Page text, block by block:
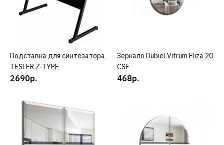
ДОБАВИТЬ К СРАВНЕНИЮ
ДОБАВИТЬ В ПОЖЕЛАНИЯ
Зеркало Dubiel Vitrum
Fliza 20 CSF
КУПИТЬ
Подставка для синтезатора
TESLER Z-TYPE
2690р.
КУПИТЬ
Зеркало Dubiel Vitrum Fliza 20
CSF
468р.